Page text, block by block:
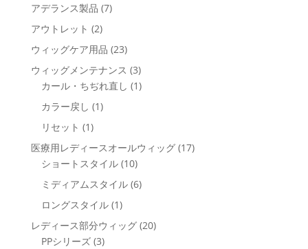
アデランス製品 77
商
品
アウトレット 22
個
商
品
ウィッグケア用品 2323
個
の
ウィッグメンテナンス 33
個
カール・ちぢれ直し 11
品
カラー戻し 11
商
品
リセット 11
の
品
医療用レディースオールウィッグ 1717
ショートスタイル 1010
個
品
ミディアムスタイル 66
商
ロングスタイル 11
レディース部分ウィッグ 2020
PPシリーズ 33